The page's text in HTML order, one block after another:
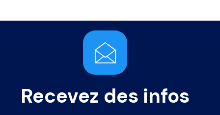
Recevez des infos